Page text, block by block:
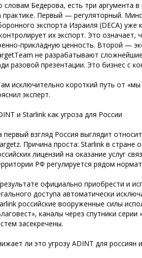
словам Бедерова, есть три аргумента
практике. Первый — регуляторный.
экспорта Израиля (DECA) уже
их экспорт. Это
прикладную ценность. Второй —
не разрабатывают
разовой презентации. Это бизнес с
исключительно короткий путь от
эксперт.
и Starlink как угроза для России
первый взгляд Россия выглядит
Причина проста: Starlink в стране
лицензий на оказание услуг
РФ регулируется рядом
официально приобрести и
доступа автоматически
российские вооруженные силы
каналы через спутники
засекречены.
ли это угрозу ADINT для